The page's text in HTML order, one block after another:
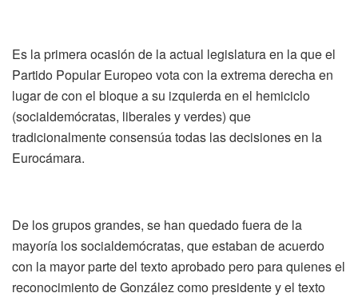
Es la primera ocasión de la actual legislatura en la que el
Partido Popular Europeo vota con la extrema derecha en
lugar de con el bloque a su izquierda en el hemiciclo
(socialdemócratas, liberales y verdes) que
tradicionalmente consensúa todas las decisiones en la
Eurocámara.
De los grupos grandes, se han quedado fuera de la
mayoría los socialdemócratas, que estaban de acuerdo
con la mayor parte del texto aprobado pero para quienes el
reconocimiento de González como presidente y el texto